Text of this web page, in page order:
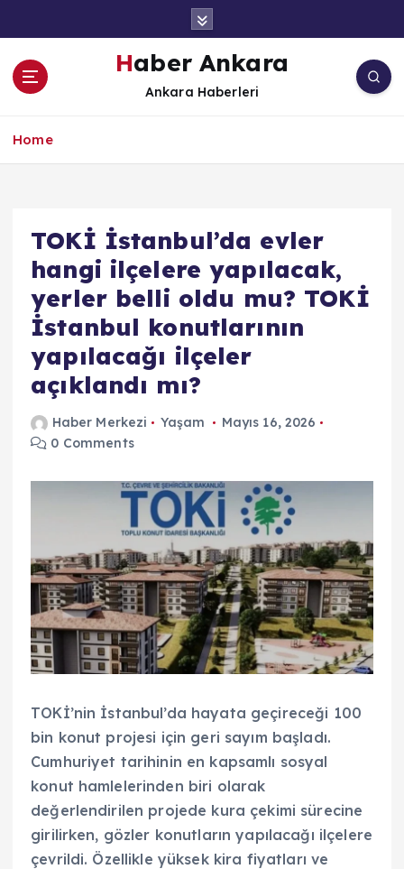
Haber Ankara
Ankara Haberleri
Home
TOKİ İstanbul’da evler
hangi ilçelere yapılacak,
yerler belli oldu mu? TOKİ
İstanbul konutlarının
yapılacağı ilçeler
açıklandı mı?
Haber Merkezi Yaşam
Mayıs 16, 2026
0 Comments
TOKİ’nin İstanbul’da hayata geçireceği 100
bin konut projesi için geri sayım başladı.
Cumhuriyet tarihinin en kapsamlı sosyal
konut hamlelerinden biri olarak
değerlendirilen projede kura çekimi sürecine
girilirken, gözler konutların yapılacağı ilçelere
çevrildi. Özellikle yüksek kira fiyatları ve